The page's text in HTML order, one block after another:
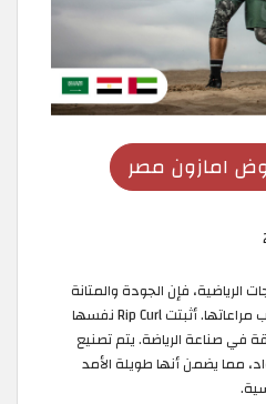
امازون مصر
الرياضية، فإن الجودة والمتانة
من العوامل الأساسية التي يجب مراعاتها. أثبتت Rip Curl نفسها
في صناعة الرياضة. يتم تصنيع
مما يضمن أنها طويلة الأمد